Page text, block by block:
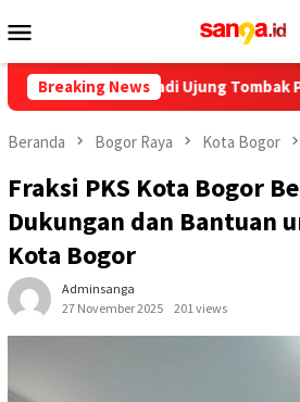
ke
kontenMobile
Breaking News
Jadi Ujung Tombak Pelayanan
Beranda Bogor Raya Kota Bogor
Fraksi PKS Kota Bogor
Dukungan dan Bantuan
Kota Bogor
Adminsanga
27 November 2025
201 views